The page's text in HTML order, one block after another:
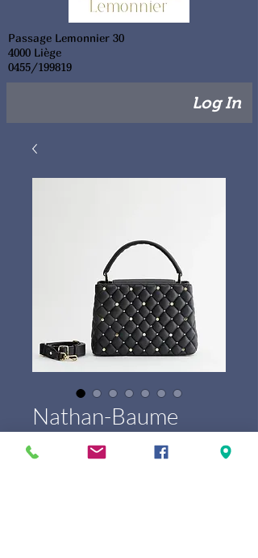
Passage Lemonnier 30
4000 Liège
0455/199819
Log In
Nathan-Baume
Dazzling Magnolia